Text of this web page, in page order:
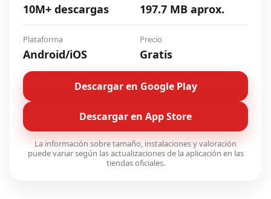
10M+ descargas 197.7 MB aprox.
Plataforma
Android/iOS
Precio
Gratis
Descargar en Google Play
Descargar en App Store
La información sobre tamaño, instalaciones y valoración
puede variar según las actualizaciones de la aplicación en las
tiendas oficiales.